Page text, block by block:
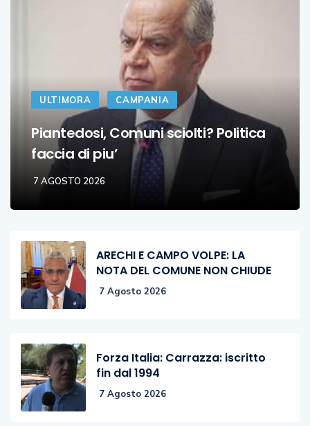
ULTIMORA CAMPANIA
Piantedosi, Comuni sciolti? Politica
faccia di piu’
7 AGOSTO 2026
ARECHI E CAMPO VOLPE: LA
NOTA DEL COMUNE NON CHIUDE
7 Agosto 2026
Forza Italia: Carrazza: iscritto
fin dal 1994
7 Agosto 2026